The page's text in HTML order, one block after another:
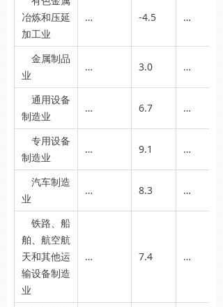
冶炼和压延
加工业
… -4.5 …
金属制品
业
… 3.0 …
通用设备
制造业
… 6.7 …
专用设备
制造业
… 9.1 …
汽车制造
业
… 8.3 …
铁路、船
舶、航空航
天和其他运
输设备制造
业
… 7.4 …